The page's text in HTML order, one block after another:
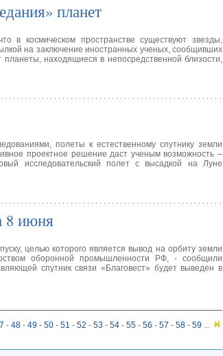
планет
в космическом пространстве существуют звезды,
на заключение иностранных ученых, сообщивших
находящиеся в непосредственной близости,
полеты к естественному спутнику земли
проектное решение даст ученым возможность –
исследовательский полет с высадкой на Луне
8 июня
целью которого является вывод на орбиту земли
оборонной промышленности РФ, - сообщили
спутник связи «Благовест» будет выведен в
- 48 - 49 - 50 - 51 - 52 - 53 - 54 - 55 - 56 - 57 - 58 - 59 ...